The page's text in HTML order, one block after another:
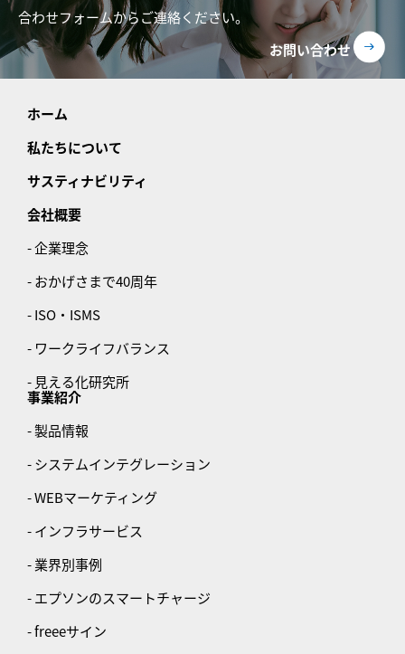
合わせフォームからご連絡ください。
お問い合わせ
ホーム
私たちについて
サスティナビリティ
会社概要
- 企業理念
- おかげさまで40周年
- ISO・ISMS
- ワークライフバランス
- 見える化研究所
事業紹介
- 製品情報
- システムインテグレーション
- WEBマーケティング
- インフラサービス
- 業界別事例
- エプソンのスマートチャージ
- freeeサイン